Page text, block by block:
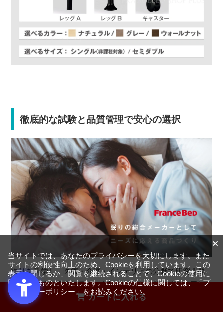
カートに入れる
徹底的な試験と品質管理で安心の選択
眠りを科学し、医療・介護・インテリアの分野で研究開発
を続けてきたフランスベッドは、マットレス、ベッドフレ
ーム、寝具、羽毛布団など、睡眠環境をつくる全ての商品
を自社で開発～製造できる「眠りの総合メーカー」とし
当サイトでは、あなたのプライバシーを大切にします。また
サイトの利便性向上のため、Cookieを利用しています。この
表示を閉じるか、閲覧を継続されることで、Cookieの使用に
同意するものといたします。Cookieの仕様に関しては、「プ
ライバシーポリシー」をお読みください。